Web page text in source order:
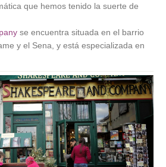
que hemos tenido la suerte de
se encuentra situada en el barrio
y el Sena, y está especializada en